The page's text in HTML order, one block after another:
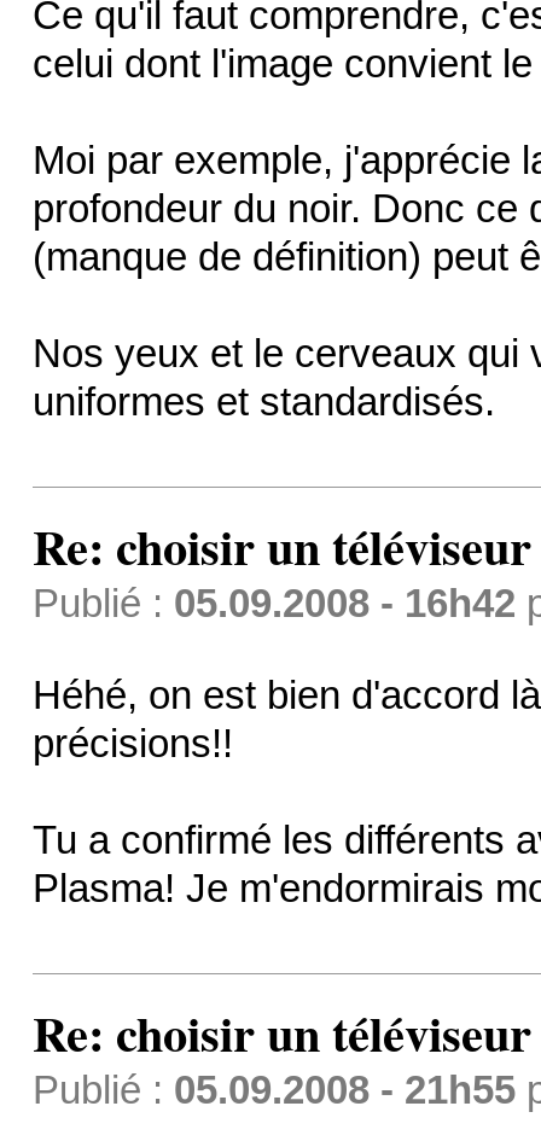
Ce qu'il faut comprendre,
celui dont l'image convient
Moi par exemple, j'apprécie
profondeur du noir. Donc ce
(manque de définition) peut
Nos yeux et le cerveaux qui
uniformes et standardisés.
Re: choisir un téléviseur
Publié : 05.09.2008 - 16h42
Héhé, on est bien d'accord
précisions!!
Tu a confirmé les différents
Plasma! Je m'endormirais
Re: choisir un téléviseur
Publié : 05.09.2008 - 21h55